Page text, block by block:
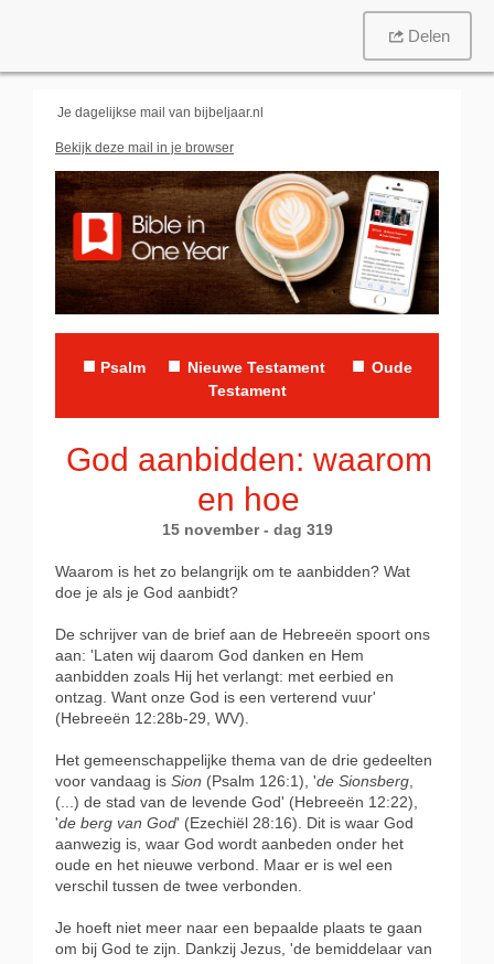
Delen
Je dagelijkse mail van bijbeljaar.nl
Bekijk deze mail in je browser
■ Psalm ■ Nieuwe Testament ■ Oude
Testament
God aanbidden: waarom
en hoe
15 november - dag 319
Waarom is het zo belangrijk om te aanbidden? Wat
doe je als je God aanbidt?
De schrijver van de brief aan de Hebreeën spoort ons
aan: 'Laten wij daarom God danken en Hem
aanbidden zoals Hij het verlangt: met eerbied en
ontzag. Want onze God is een verterend vuur'
(Hebreeën 12:28b-29, WV).
Het gemeenschappelijke thema van de drie gedeelten
voor vandaag is Sion (Psalm 126:1), 'de Sionsberg,
(...) de stad van de levende God' (Hebreeën 12:22),
'de berg van God' (Ezechiël 28:16). Dit is waar God
aanwezig is, waar God wordt aanbeden onder het
oude en het nieuwe verbond. Maar er is wel een
verschil tussen de twee verbonden.
Je hoeft niet meer naar een bepaalde plaats te gaan
om bij God te zijn. Dankzij Jezus, 'de bemiddelaar van